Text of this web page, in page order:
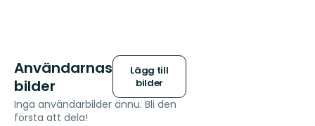
Användarnas
bilder
Lägg till
bilder
Inga användarbilder ännu. Bli den
första att dela!